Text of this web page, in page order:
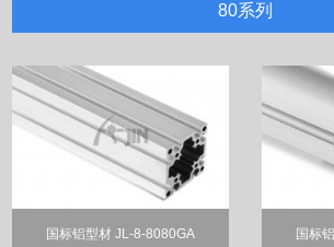
80系列
国标铝型材 JL-8-8080GA 国标